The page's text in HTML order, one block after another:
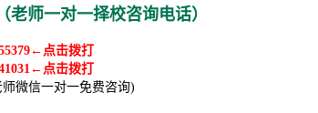
老师一对一择校咨询电话）
点击拨打
点击拨打
微信一对一免费咨询)